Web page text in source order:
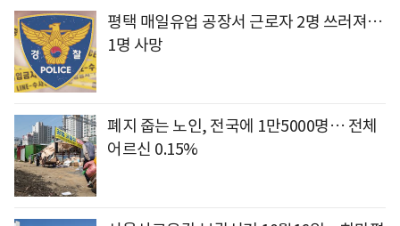
평택 매일유업 공장서 근로자 2명 쓰러져…
1명 사망
폐지 줍는 노인, 전국에 1만5000명… 전체
어르신 0.15%